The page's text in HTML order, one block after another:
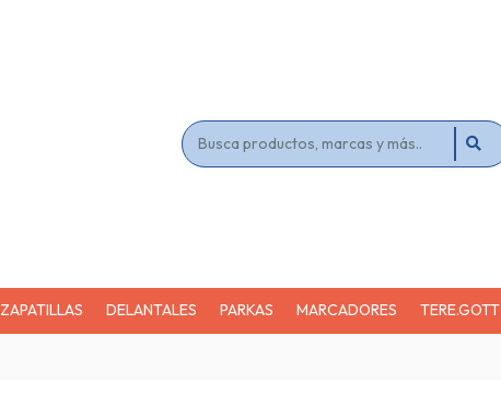
ZAPATILLAS DELANTALES PARKAS MARCADORES TERE.GOTT